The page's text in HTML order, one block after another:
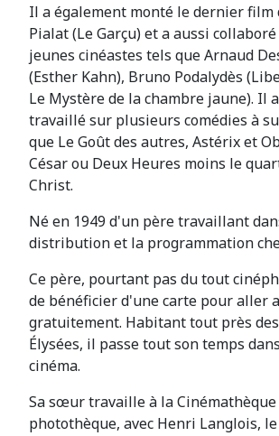
Il a également monté le dernier film
Pialat (Le Garçu) et a aussi collaboré
jeunes cinéastes tels que Arnaud
(Esther Kahn), Bruno Podalydès
Le Mystère de la chambre jaune). Il
travaillé sur plusieurs comédies à
que Le Goût des autres, Astérix et
César ou Deux Heures moins le
Christ.
Né en 1949 d'un père travaillant
distribution et la programmation
Ce père, pourtant pas du tout
de bénéficier d'une carte pour aller
gratuitement. Habitant tout près
Élysées, il passe tout son temps
cinéma.
Sa sœur travaille à la
photothèque, avec Henri Langlois,